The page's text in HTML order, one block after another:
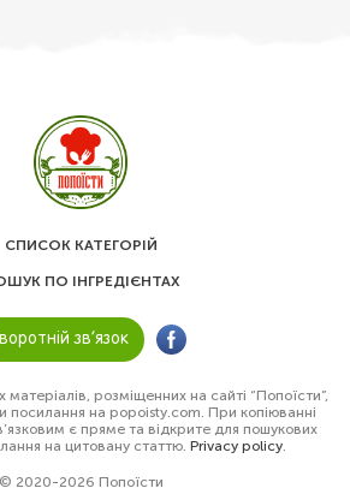
СПИСОК КАТЕГОРІЙ
ПО ІНГРЕДІЄНТАХ
зв’язок
розміщенних на сайті “Попоїсти”,
посилання на popoisty.com. При копіюванні
є пряме та відкрите для пошукових
на цитовану статтю. Privacy policy.
© 2020-2026 Попоїсти